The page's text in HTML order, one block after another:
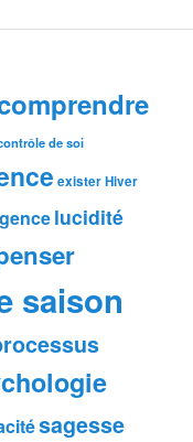
de soi
existerHiver
lucidité
saison
sagesse